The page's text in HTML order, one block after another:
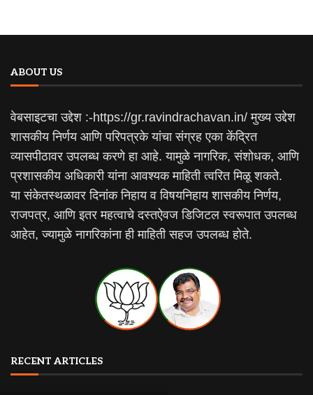
ABOUT US
वेबसाइटचा उद्देश :-https://gr.ravindrachavan.in/ मुख्य उद्देश
शासकीय निर्णय आणि परिपत्रके यांचा संग्रह एका केंद्रित
व्यासपीठावर उपलब्ध करणे हा आहे. यामुळे नागरिक, संशोधक, आणि
प्रशासकीय अधिकारी यांना आवश्यक माहिती त्वरित मिळू शकते.
या संकेतस्थळावर दिनांक निहाय व विषयनिहाय शासकीय निर्णय,
राजपत्र, आणि इतर महत्वाचे दस्तऐवज डिजिटल स्वरूपात उपलब्ध
आहेत, ज्यामुळे नागरिकांना ही माहिती सहज उपलब्ध होते.
RECENT ARTICLES